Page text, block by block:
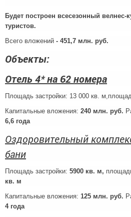
Будет построен всесезонный велнес-
туристов.
Всего вложений - 451,7 млн. руб.
Объекты:
Отель 4* на 62 номера
Площадь застройки: 13 000 кв.
Капитальные вложения: 240 млн. руб.
6,6 года
Оздоровительный
бани
Площадь застройки: 5900 кв. м,
кв. м
Капитальные вложения: 125 млн. руб.
4 года